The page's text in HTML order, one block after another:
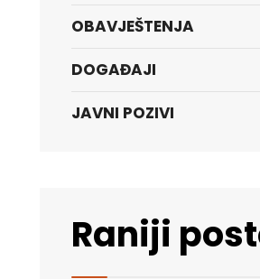
OBAVJEŠTENJA
DOGAĐAJI
JAVNI POZIVI
Raniji